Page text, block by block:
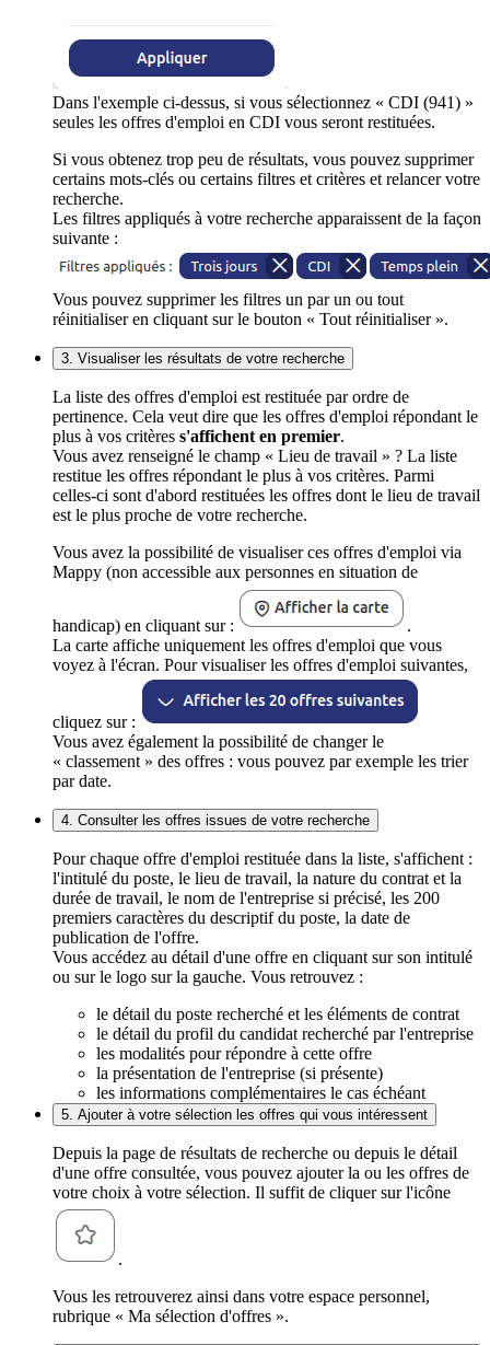
Dans l'exemple ci-dessus, si vous sélectionnez « CDI (941) »
seules les offres d'emploi en CDI vous seront restituées.
Si vous obtenez trop peu de résultats, vous pouvez supprimer
certains mots-clés ou certains filtres et critères et relancer votre
recherche.
Les filtres appliqués à votre recherche apparaissent de la façon
suivante :
Vous pouvez supprimer les filtres un par un ou tout
réinitialiser en cliquant sur le bouton « Tout réinitialiser ».
3. Visualiser les résultats de votre recherche
La liste des offres d'emploi est restituée par ordre de
pertinence. Cela veut dire que les offres d'emploi répondant le
plus à vos critères s'affichent en premier.
Vous avez renseigné le champ « Lieu de travail » ? La liste
restitue les offres répondant le plus à vos critères. Parmi
celles-ci sont d'abord restituées les offres dont le lieu de travail
est le plus proche de votre recherche.
Vous avez la possibilité de visualiser ces offres d'emploi via
Mappy (non accessible aux personnes en situation de
handicap) en cliquant sur :
.
La carte affiche uniquement les offres d'emploi que vous
voyez à l'écran. Pour visualiser les offres d'emploi suivantes,
cliquez sur :
Vous avez également la possibilité de changer le
« classement » des offres : vous pouvez par exemple les trier
par date.
4. Consulter les offres issues de votre recherche
Pour chaque offre d'emploi restituée dans la liste, s'affichent :
l'intitulé du poste, le lieu de travail, la nature du contrat et la
durée de travail, le nom de l'entreprise si précisé, les 200
premiers caractères du descriptif du poste, la date de
publication de l'offre.
Vous accédez au détail d'une offre en cliquant sur son intitulé
ou sur le logo sur la gauche. Vous retrouvez :
le détail du poste recherché et les éléments de contrat
le détail du profil du candidat recherché par l'entreprise
les modalités pour répondre à cette offre
la présentation de l'entreprise (si présente)
les informations complémentaires le cas échéant
5. Ajouter à votre sélection les offres qui vous intéressent
Depuis la page de résultats de recherche ou depuis le détail
d'une offre consultée, vous pouvez ajouter la ou les offres de
votre choix à votre sélection. Il suffit de cliquer sur l'icône
.
Vous les retrouverez ainsi dans votre espace personnel,
rubrique « Ma sélection d'offres ».